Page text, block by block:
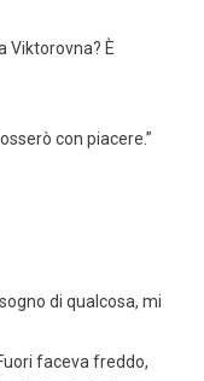
Viktorovna? È
con piacere.”
di qualcosa, mi
faceva freddo,